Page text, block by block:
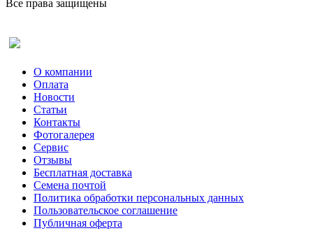
Все права защищены
О компании
Оплата
Новости
Статьи
Контакты
Фотогалерея​
Сервис
Отзывы
Бесплатная доставка
Семена почтой
Политика обработки персональных данных
Пользовательское соглашение
Публичная оферта